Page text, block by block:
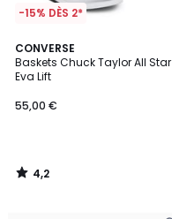
-15% DÈS 2*
CONVERSE
Baskets Chuck Taylor All Star
Eva Lift
55,00 €
4,2
/ 5
4,2
/